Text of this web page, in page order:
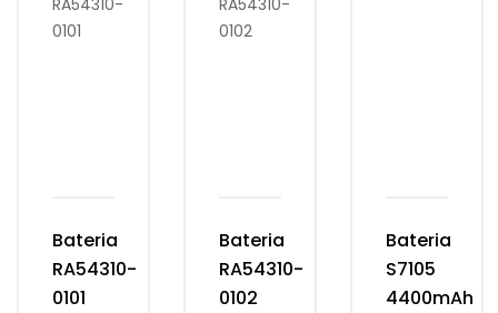
Bateria
RA54310-
0101
Bateria
RA54310-
0102
Bateria
S7105
4400mAh